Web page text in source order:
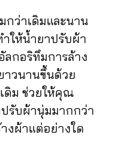
ว่าเดิมและนาน
ำให้น้ำยาปรับผ้า
กอริทึมการล้าง
าวนานขึ้นด้วย
ดิม ช่วยให้คุณ
รับผ้านุ่มมากกว่า
งผ้าแต่อย่างใด